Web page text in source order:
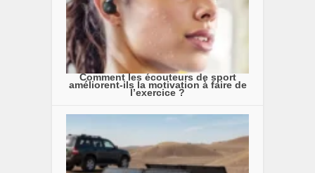
Comment les écouteurs de sport
améliorent-ils la motivation à faire de
l’exercice ?